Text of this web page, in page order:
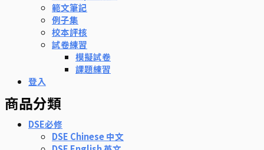
範文筆記
例子集
校本評核
試卷練習
模擬試卷
課題練習
登入
商品分類
DSE必修
DSE Chinese 中文